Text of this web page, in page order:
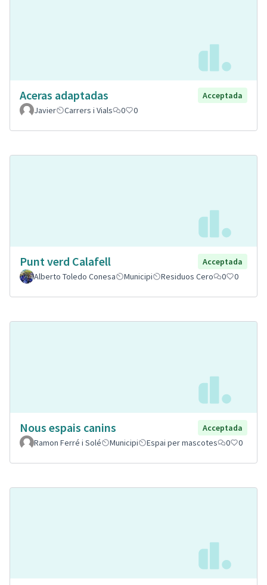
Aceras adaptadas
Acceptada
Javier
Carrers i Vials 0 0
Punt verd Calafell
Acceptada
Alberto Toledo Conesa
Municipi Residuos Cero 0 0
Nous espais canins
Acceptada
Ramon Ferré i Solé
Municipi Espai per mascotes 0 0